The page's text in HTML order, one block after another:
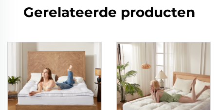
Gerelateerde producten